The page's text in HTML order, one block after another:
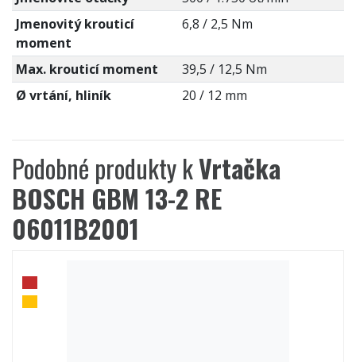
Jmenovitý krouticí
moment
6,8 / 2,5 Nm
Max. krouticí moment
39,5 / 12,5 Nm
Ø vrtání, hliník
20 / 12 mm
Podobné produkty kVrtačka
BOSCH GBM 13-2 RE
06011B2001